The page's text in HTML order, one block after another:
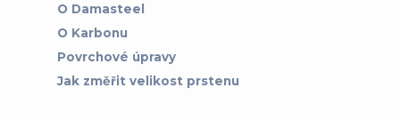
O Damasteel
O Karbonu
Povrchové úpravy
Jak změřit velikost prstenu